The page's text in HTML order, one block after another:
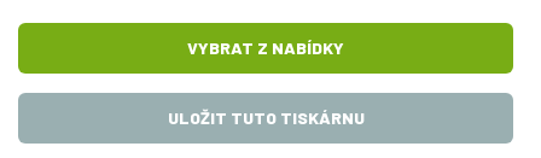
VYBRAT Z NABÍDKY
ULOŽIT TUTO TISKÁRNU